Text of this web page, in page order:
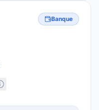
Banque